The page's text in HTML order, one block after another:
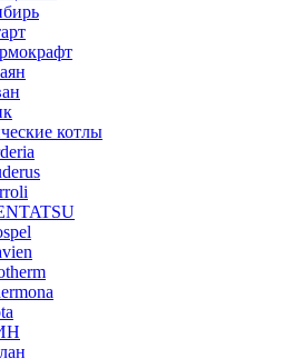
котлы